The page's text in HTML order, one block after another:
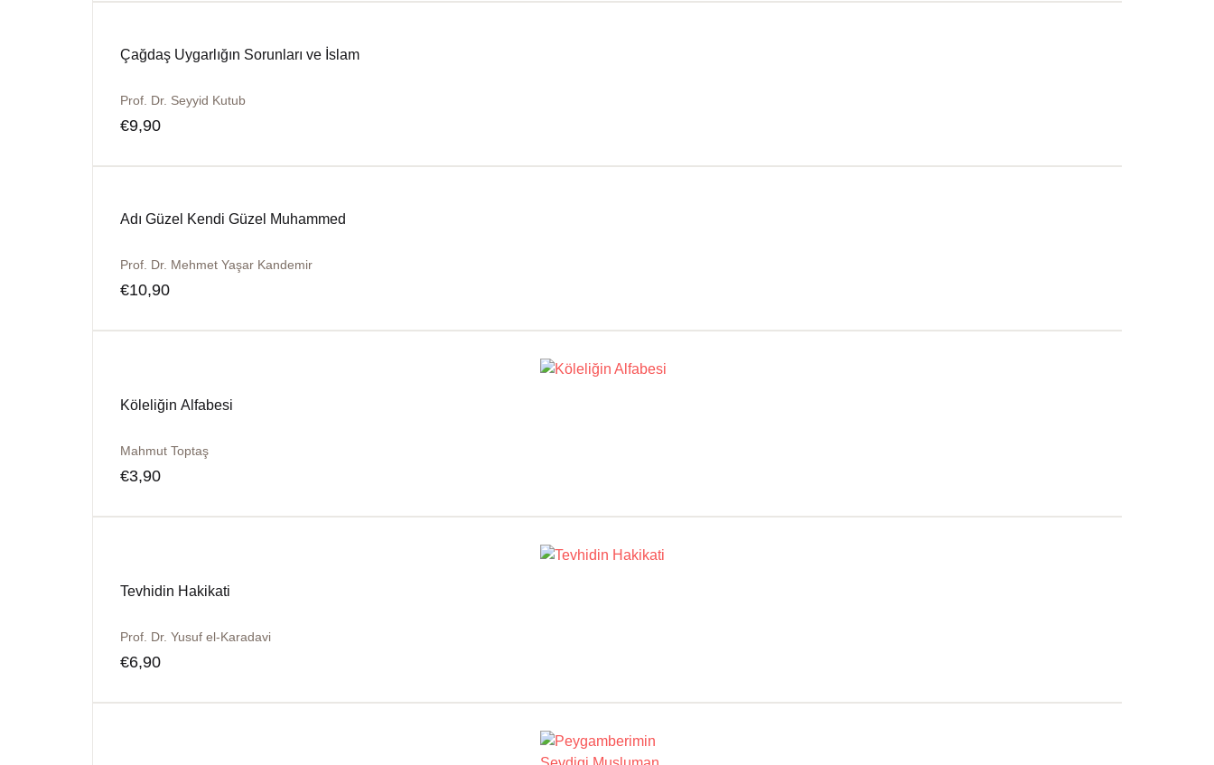
Çağdaş Uygarlığın Sorunları ve İslam
Prof. Dr. Seyyid Kutub
€9,90
Adı Güzel Kendi Güzel Muhammed
Prof. Dr. Mehmet Yaşar Kandemir
€10,90
Köleliğin Alfabesi
Mahmut Toptaş
€3,90
Tevhidin Hakikati
Prof. Dr. Yusuf el-Karadavi
€6,90